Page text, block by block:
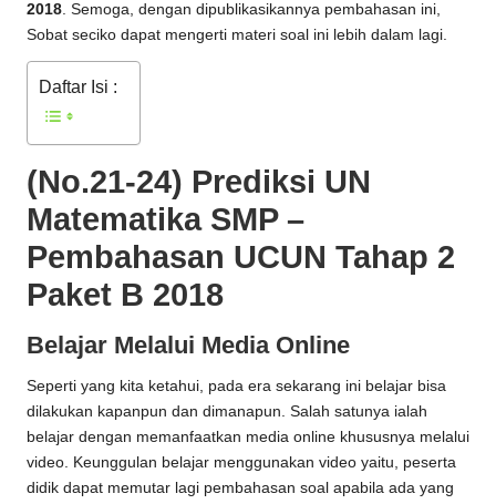
2018. Semoga, dengan dipublikasikannya pembahasan ini,
Sobat seciko dapat mengerti materi soal ini lebih dalam lagi.
Daftar Isi :
(No.21-24) Prediksi UN
Matematika SMP –
Pembahasan UCUN Tahap 2
Paket B 2018
Belajar Melalui Media Online
Seperti yang kita ketahui, pada era sekarang ini belajar bisa
dilakukan kapanpun dan dimanapun. Salah satunya ialah
belajar dengan memanfaatkan media online khususnya melalui
video. Keunggulan belajar menggunakan video yaitu, peserta
didik dapat memutar lagi pembahasan soal apabila ada yang